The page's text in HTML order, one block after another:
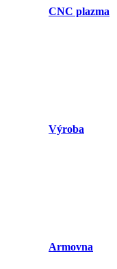
CNC plazma
Výroba
Armovna